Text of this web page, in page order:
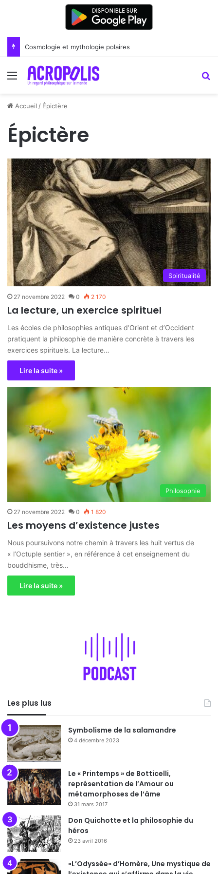
Cosmologie et mythologie polaires
Menu
Accueil / Épictère
Épictère
Spiritualité
27 novembre 2022 0 2 170
La lecture, un exercice spirituel
Les écoles de philosophies antiques d’Orient et d’Occident
pratiquent la philosophie de manière concrète à travers les
exercices spirituels. La lecture…
Lire la suite »
Philosophie
27 novembre 2022 0 1 820
Les moyens d’existence justes
Nous poursuivons notre chemin à travers les huit vertus de
« l’Octuple sentier », en référence à cet enseignement du
bouddhisme, très…
Lire la suite »
Les plus lus
Symbolisme de la salamandre
4 décembre 2023
Le « Printemps » de Botticelli,
représentation de l’Amour ou
métamorphoses de l’âme
31 mars 2017
Don Quichotte et la philosophie du
héros
23 avril 2016
«L’Odyssée» d’Homère, Une mystique de